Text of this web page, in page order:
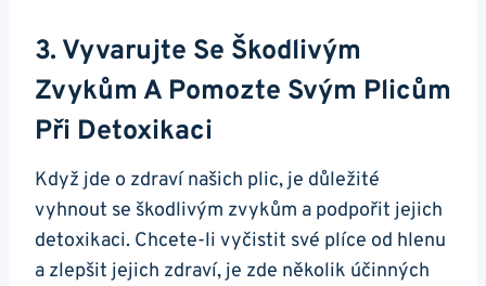
3. Vyvarujte ​se Škodlivým
Zvykům​ A‍ Pomozte Svým Plicům
Při Detoxikaci
Když jde o ‍zdraví našich plic, je důležité
vyhnout se škodlivým ⁤zvykům⁣ a podpořit jejich
detoxikaci. Chcete-li vyčistit své plíce od ‌hlenu
a zlepšit jejich zdraví, je zde ‍několik účinných